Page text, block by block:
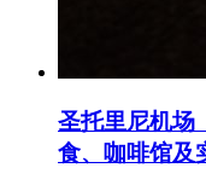
圣托里尼机场
食、咖啡馆及